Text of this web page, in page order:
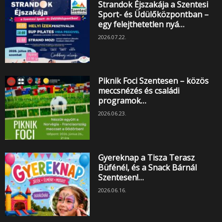
Strandok Éjszakája a Szentesi
Sport- és Üdülőközpontban –
egy felejthetetlen nyá…
2026.07.22.
Piknik Foci Szentesen – közös
meccsnézés és családi
programok…
2026.06.23.
Gyereknap a Tisza Terasz
Büfénél, és a Snack Bárnál
Szentesen!…
2026.06.16.